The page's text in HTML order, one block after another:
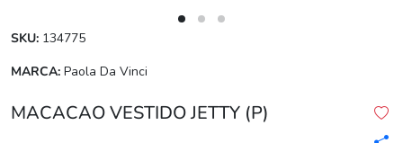
SKU: 134775
MARCA: Paola Da Vinci
MACACAO VESTIDO JETTY (P)